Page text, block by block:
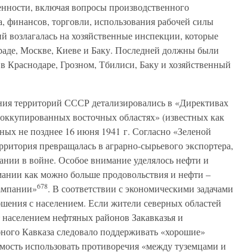
включая вопросы производственного
финансов, торговли, использования рабочей силы
возлагалась на хозяйственные инспекции, которые
Москве, Киеве и Баку. Последней должны были
Краснодаре, Грозном, Тбилиси, Баку и хозяйственный
территорий СССР детализировались в «Директивах
восточных областях» (известных как
не позднее 16 июня 1941 г. Согласно «Зеленой
превращалась в аграрно-сырьевого экспортера,
в войне. Особое внимание уделялось нефти и
как можно больше продовольствия и нефти –
678. В соответствии с экономическими задачами
с населением. Если жители северных областей
нефтяных районов Закавказья и
Кавказа следовало поддерживать «хорошие»
использовать противоречия «между туземцами и